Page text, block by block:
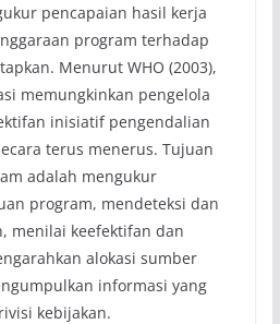
pencapaian hasil kerja
program terhadap
Menurut WHO (2003),
memungkinkan pengelola
inisiatif pengendalian
terus menerus. Tujuan
adalah mengukur
program, mendeteksi dan
menilai keefektifan dan
alokasi sumber
informasi yang
kebijakan.